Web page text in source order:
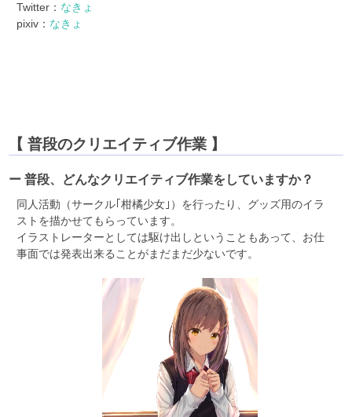
Twitter： なきょ
pixiv： なきょ
【 普段のクリエイティブ作業 】
ー 普段、どんなクリエイティブ作業をしていますか？
同人活動（サークル｢柑橘少女｣）を行ったり、グッズ用のイラ
ストを描かせてもらっています。
イラストレーターとしては駆け出しということもあって、お仕
事面では発表出来ることがまだまだ少ないです。